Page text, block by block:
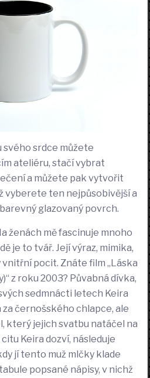
svého srdce můžete
ateliéru, stačí vybrat
a můžete pak vytvořit
vyberete ten nejpůsobivější a
glazovaný povrch.
ženách mě fascinuje mnoho
je to tvář. Její výraz, mimika,
pocit. Znáte film „Láska
z roku 2003? Půvabná dívka,
sedmnácti letech Keira
černošského chlapce, ale
který jejich svatbu natáčel na
Keira dozví, následuje
jí tento muž mlčky klade
popsané nápisy, v nichž